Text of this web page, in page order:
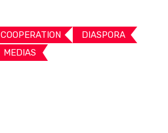
COOPERATION
DIASPORA
MEDIAS